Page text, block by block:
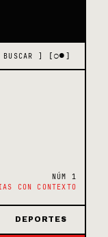
] [○●]
NÚM 1
CON CONTEXTO
DEPORTES